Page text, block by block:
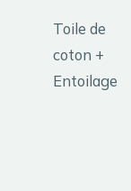
Toile de
coton +
Entoilage